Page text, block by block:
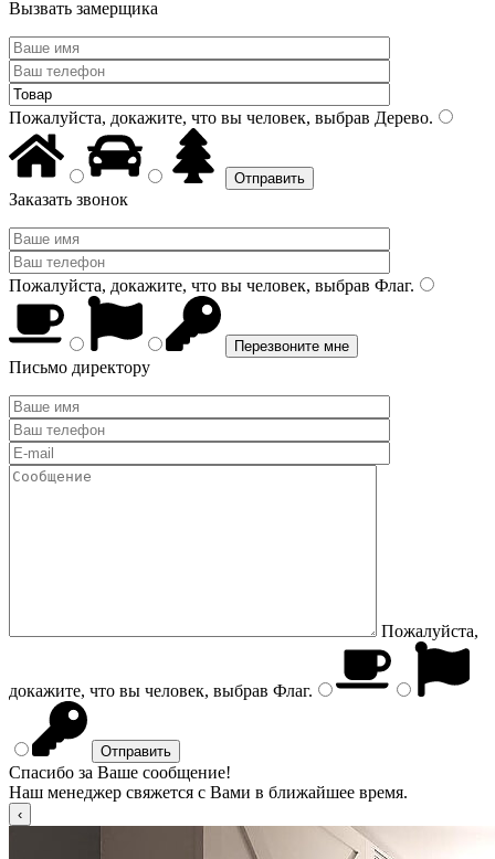
Вызвать замерщика
Пожалуйста, докажите, что вы человек, выбрав Дерево.
Заказать звонок
Пожалуйста, докажите, что вы человек, выбрав Флаг.
Письмо директору
Пожалуйста,
докажите, что вы человек, выбрав Флаг.
Спасибо за Ваше сообщение!
Наш менеджер свяжется с Вами в ближайшее время.